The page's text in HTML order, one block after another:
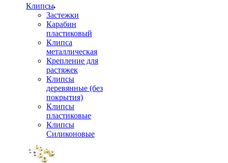
Клипсы
Застежки
Карабин
пластиковый
Клипса
металлическая
Крепление для
растяжек
Клипсы
деревянные (без
покрытия)
Клипсы
пластиковые
Клипсы
Силиконовые